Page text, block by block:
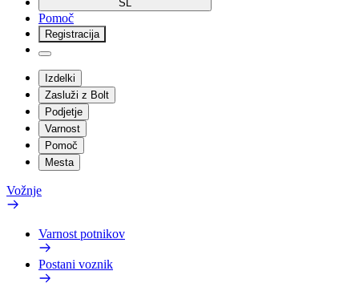
SL
Pomoč
Registracija
Izdelki
Zasluži z Bolt
Podjetje
Varnost
Pomoč
Mesta
Vožnje
Varnost potnikov
Postani voznik